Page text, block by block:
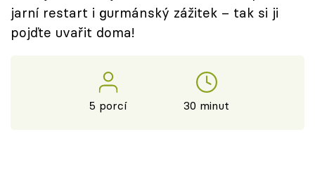
jarní restart i gurmánský zážitek – tak si ji
pojďte uvařit doma!
5 porcí 30 minut